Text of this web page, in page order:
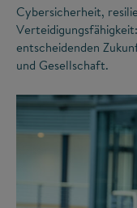
Cybersicherheit,
entscheidenden
und Gesellschaft.